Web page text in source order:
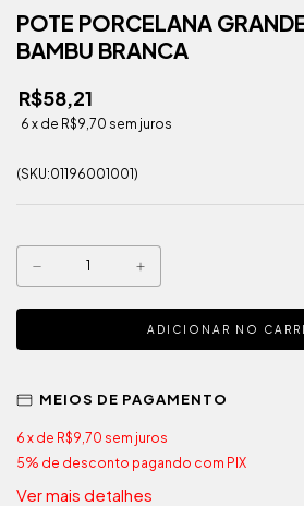
POTE PORCELANA
BAMBU BRANCA
R$58,21
6 x de R$9,70 sem juros
(SKU:01196001001)
MEIOS DE PAGAMENTO
6 x de R$9,70 sem juros
5% de desconto pagando com PIX
Ver mais detalhes